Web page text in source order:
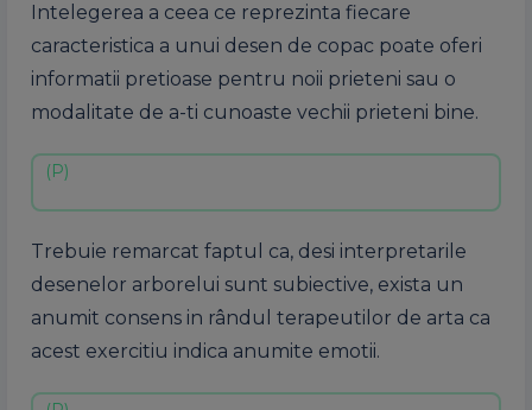
Intelegerea a ceea ce reprezinta fiecare
caracteristica a unui desen de copac poate oferi
informatii pretioase pentru noii prieteni sau o
modalitate de a-ti cunoaste vechii prieteni bine.
Trebuie remarcat faptul ca, desi interpretarile
desenelor arborelui sunt subiective, exista un
anumit consens in rândul terapeutilor de arta ca
acest exercitiu indica anumite emotii.